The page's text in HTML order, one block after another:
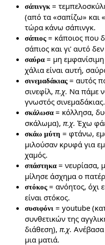
σάπινγκ =
(από τα «σαπίζω» και
τώρα κάνω σάπινγκ.
σάπιος= κάποιος που
σάπιος και γι' αυτό
σαύρα= μη εμφανίσιμη
χάλια είναι αυτή,
σινεμαδάκιας= αυτός
σινεφίλ, π.χ. Να πάμε
γνωστός σινεμαδάκιας.
σκάλωσα= κόλλησα,
σκάλωμα), π.χ. Έχω
σκάω μύτη = φτάνω,
μιλούσαν κρυφά για
χαμός.
σπάστηκα= νευρίασα,
μίλησε άσχημα ο
στόκος= ανόητος, όχι
είναι στόκος.
συσιφόνι = youtube
συνθετικών της
διάθεση), π.χ. Ανέβασα
μια ματιά.